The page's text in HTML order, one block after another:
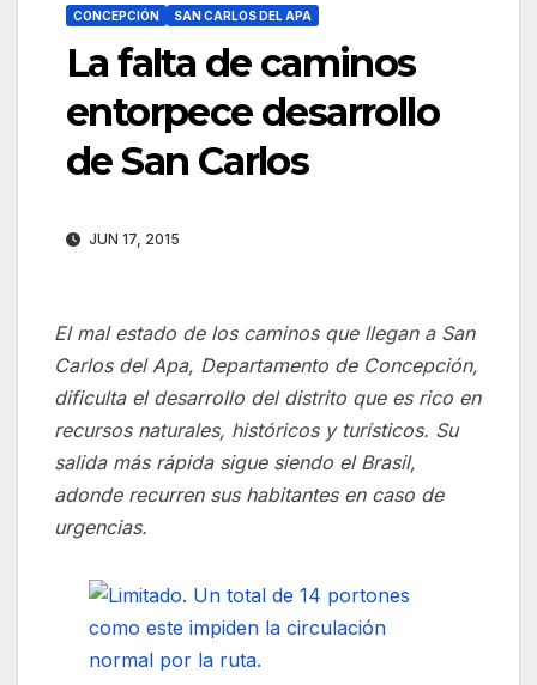
CONCEPCIÓN SAN CARLOS DEL APA
La falta de caminos
entorpece desarrollo
de San Carlos
JUN 17, 2015
El mal estado de los caminos que llegan a San
Carlos del Apa, Departamento de Concepción,
dificulta el desarrollo del distrito que es rico en
recursos naturales, históricos y turísticos. Su
salida más rápida sigue siendo el Brasil,
adonde recurren sus habitantes en caso de
urgencias.